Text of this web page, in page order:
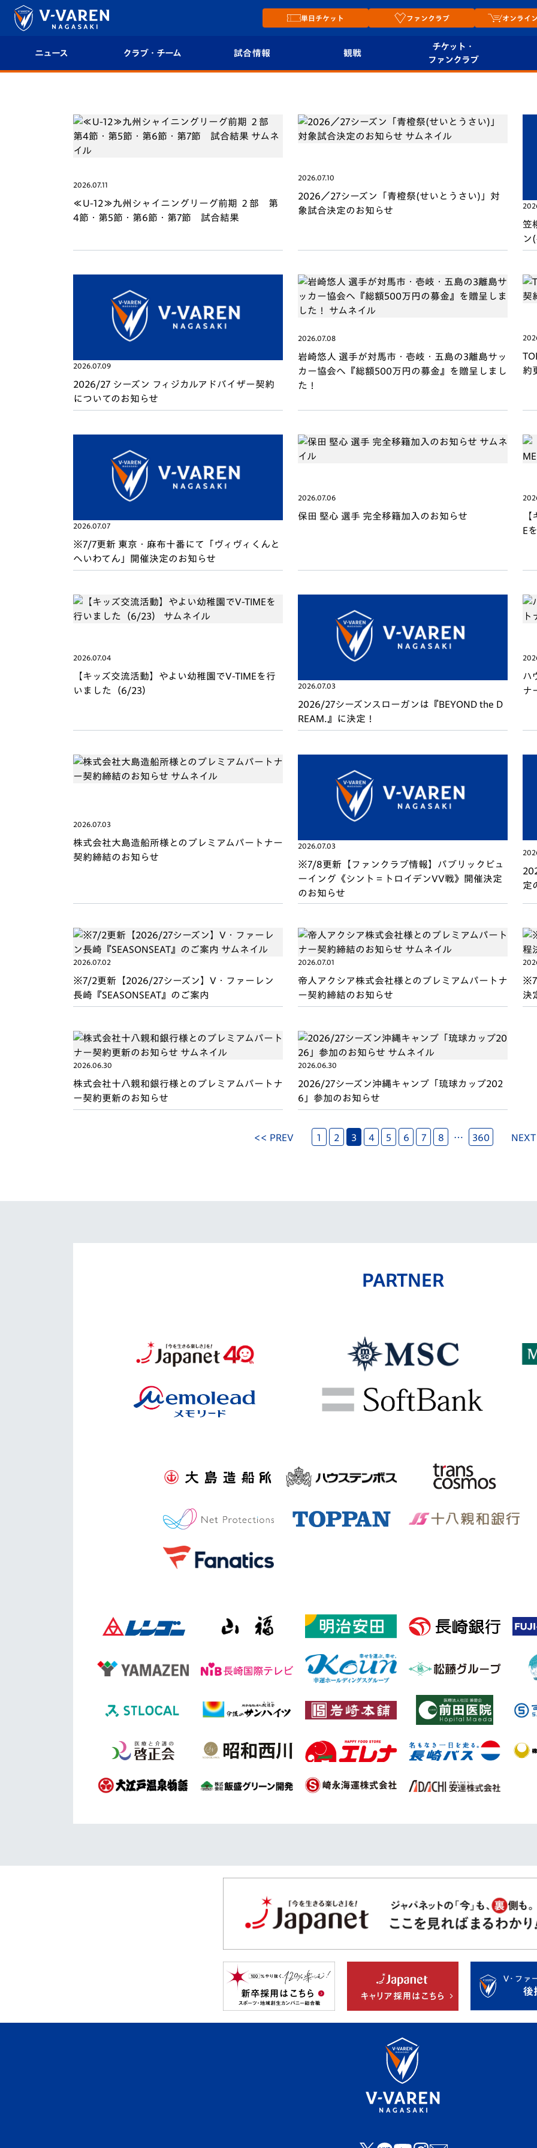
単日チケット ファンクラブ オンライ
ニュース クラブ・チーム
フィロソフィー
選手プロフィール
チームスケジュール
クラブハウス（練習
場）
平和祈念活動
ホームタウン活動
試合情報
試合情報
フォトギャラリー
観戦
はじめての観戦ガイ
スタジアムへのアク
セス
V-EXPRESS（ユニフ
ォーム入場）
チケット・
ファンクラブ
シーズンシート
クラブ）
2026.07.11
≪U-12≫九州シャイニングリーグ前期 ２部 第
4節・第5節・第6節・第7節 試合結果
2026.07.10
2026／27シーズン「青橙祭(せいとうさい)」対
象試合決定のお知らせ
笠
ン
2026.07.09
2026/27 シーズン フィジカルアドバイザー契約
についてのお知らせ
2026.07.08
岩崎悠人 選手が対馬市・壱岐・五島の3離島サッ
カー協会へ『総額500万円の募金』を贈呈しまし
た！
約
2026.07.07
※7/7更新 東京・麻布十番にて「ヴィヴィくんと
へいわてん」開催決定のお知らせ
2026.07.06
保田 堅心 選手 完全移籍加入のお知らせ
E
2026.07.04
【キッズ交流活動】やよい幼稚園でV-TIMEを行
いました（6/23）
2026.07.03
2026/27シーズンスローガンは『BEYOND the D
REAM.』に決定！
ハ
ナ
2026.07.03
株式会社大島造船所様とのプレミアムパートナー
契約締結のお知らせ
2026.07.03
※7/8更新【ファンクラブ情報】パブリックビュ
ーイング《シント＝トロイデンVV戦》開催決定
のお知らせ
定
2026.07.02
※7/2更新【2026/27シーズン】V・ファーレン
長崎『SEASONSEAT』のご案内
2026.07.01
帝人アクシア株式会社様とのプレミアムパートナ
ー契約締結のお知らせ
決
2026.06.30
株式会社十八親和銀行様とのプレミアムパートナ
ー契約更新のお知らせ
2026.06.30
2026/27シーズン沖縄キャンプ「琉球カップ202
6」参加のお知らせ
<< PREV 1 2 3 4 5 6 7 8 … 360
PARTNER